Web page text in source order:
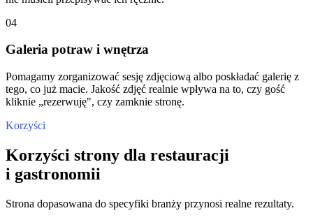
04
Galeria potraw i wnętrza
Pomagamy zorganizować sesję zdjęciową albo poskładać galerię z
tego, co już macie. Jakość zdjęć realnie wpływa na to, czy gość
kliknie „rezerwuję", czy zamknie stronę.
Korzyści
Korzyści strony dla restauracji
i gastronomii
Strona dopasowana do specyfiki branży przynosi realne rezultaty.